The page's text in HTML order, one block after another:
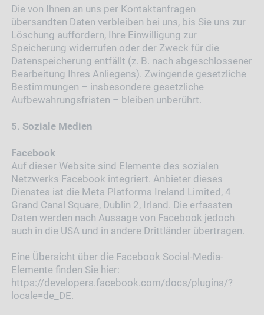
Die von Ihnen an uns per Kontaktanfragen
übersandten Daten verbleiben bei uns, bis Sie uns zur
Löschung auffordern, Ihre Einwilligung zur
Speicherung widerrufen oder der Zweck für die
Datenspeicherung entfällt (z. B. nach abgeschlossener
Bearbeitung Ihres Anliegens). Zwingende gesetzliche
Bestimmungen – insbesondere gesetzliche
Aufbewahrungsfristen – bleiben unberührt.
5. Soziale Medien
Facebook
Auf dieser Website sind Elemente des sozialen
Netzwerks Facebook integriert. Anbieter dieses
Dienstes ist die Meta Platforms Ireland Limited, 4
Grand Canal Square, Dublin 2, Irland. Die erfassten
Daten werden nach Aussage von Facebook jedoch
auch in die USA und in andere Drittländer übertragen.
Eine Übersicht über die Facebook Social-Media-
Elemente finden Sie hier:
https://developers.facebook.com/docs/plugins/?
locale=de_DE.